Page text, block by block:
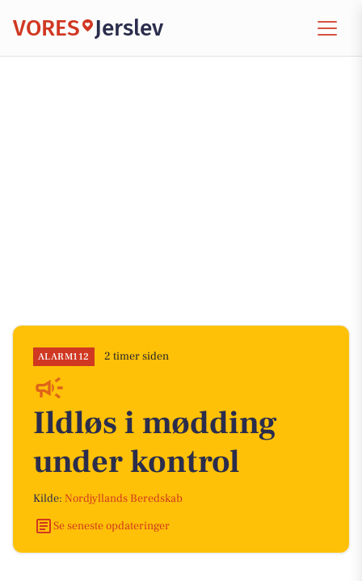
VORES Jerslev
ALARM112 2 timer siden
Ildløs i mødding
under kontrol
Kilde: Nordjyllands Beredskab
Se seneste opdateringer